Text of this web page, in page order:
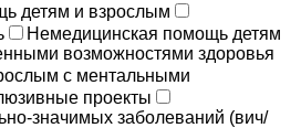
детям и взрослым
Немедицинская помощь детям
возможностями здоровья
с ментальными
проекты
значимых заболеваний (вич/